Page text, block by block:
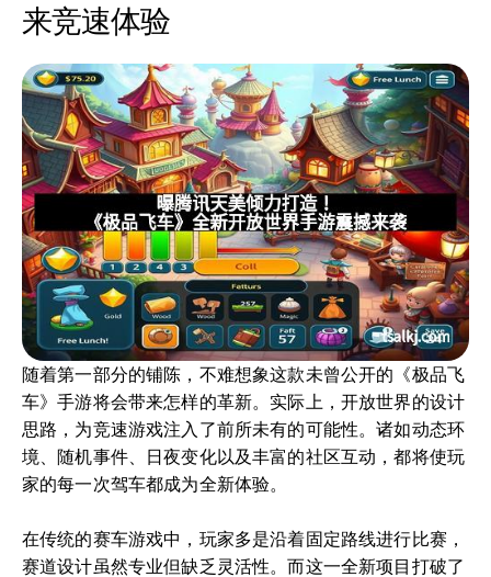
来竞速体验
随着第一部分的铺陈，不难想象这款未曾公开的《极品飞
车》手游将会带来怎样的革新。实际上，开放世界的设计
思路，为竞速游戏注入了前所未有的可能性。诸如动态环
境、随机事件、日夜变化以及丰富的社区互动，都将使玩
家的每一次驾车都成为全新体验。
在传统的赛车游戏中，玩家多是沿着固定路线进行比赛，
赛道设计虽然专业但缺乏灵活性。而这一全新项目打破了